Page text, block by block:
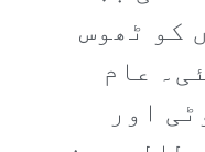
کو ٹھوس
عام
اور